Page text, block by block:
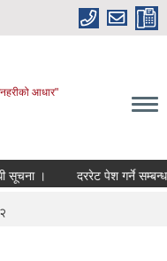
आधार"
। दररेट पेश गर्ने सम्बन्धमा ।